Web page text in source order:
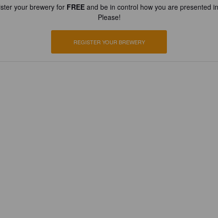
your brewery for FREEand be in control how you are presented
Please!
REGISTER YOUR BREWERY